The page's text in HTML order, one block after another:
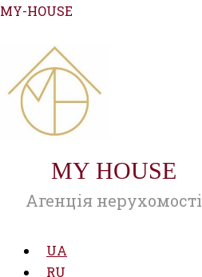
Перейти
вмісту
MY-HOUSE
MY HOUSE
Агенція нерухомості
UA
RU